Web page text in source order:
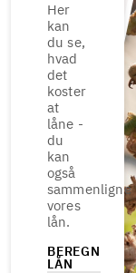
Her
kan
du se,
hvad
det
koster
at
låne -
du
kan
også
sammenligne
vores
lån.
BEREGN
LÅN